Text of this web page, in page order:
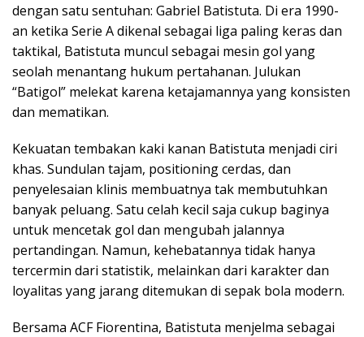
dengan satu sentuhan: Gabriel Batistuta. Di era 1990-
an ketika Serie A dikenal sebagai liga paling keras dan
taktikal, Batistuta muncul sebagai mesin gol yang
seolah menantang hukum pertahanan. Julukan
“Batigol” melekat karena ketajamannya yang konsisten
dan mematikan.
Kekuatan tembakan kaki kanan Batistuta menjadi ciri
khas. Sundulan tajam, positioning cerdas, dan
penyelesaian klinis membuatnya tak membutuhkan
banyak peluang. Satu celah kecil saja cukup baginya
untuk mencetak gol dan mengubah jalannya
pertandingan. Namun, kehebatannya tidak hanya
tercermin dari statistik, melainkan dari karakter dan
loyalitas yang jarang ditemukan di sepak bola modern.
Bersama ACF Fiorentina, Batistuta menjelma sebagai